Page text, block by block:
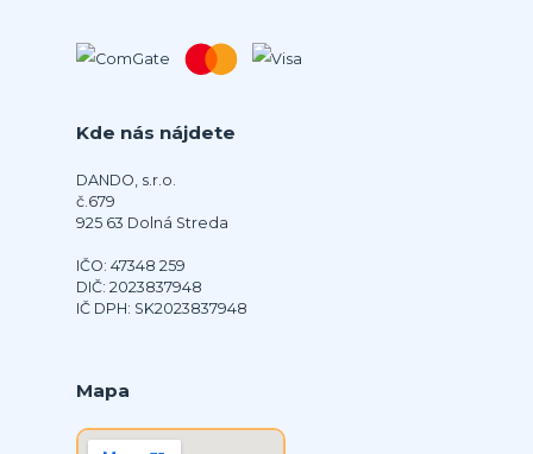
Kde nás nájdete
DANDO, s.r.o.
č.679
925 63 Dolná Streda
IČO: 47348 259
DIČ: 2023837948
IČ DPH: SK2023837948
Mapa